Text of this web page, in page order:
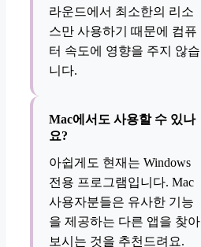
라운드에서 최소한의 리소
스만 사용하기 때문에 컴퓨
터 속도에 영향을 주지 않습
니다.
Mac에서도 사용할 수 있나
요?
아쉽게도 현재는 Windows
전용 프로그램입니다. Mac
사용자분들은 유사한 기능
을 제공하는 다른 앱을 찾아
보시는 것을 추천드려요.